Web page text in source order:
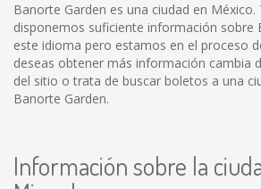
Banorte Garden es una ciudad en México.
disponemos suficiente información sobre
este idioma pero estamos en el proceso
deseas obtener más información cambia
del sitio o trata de buscar boletos a una
Banorte Garden.
Información sobre la